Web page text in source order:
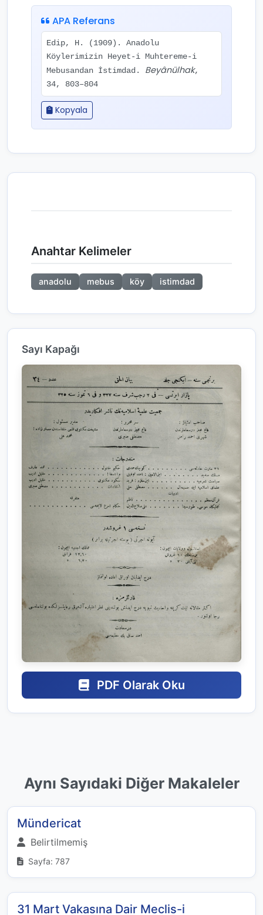
APA Referans
Edip, H. (1909). Anadolu
Köylerimizin Heyet-i Muhtereme-i
Mebusandan İstimdad. Beyânülhak,
34, 803–804
Kopyala
Anahtar Kelimeler
anadolu mebus köy istimdad
Sayı Kapağı
PDF Olarak Oku
Aynı Sayıdaki Diğer Makaleler
Mündericat
Belirtilmemiş
Sayfa: 787
31 Mart Vakasına Dair Meclis-i